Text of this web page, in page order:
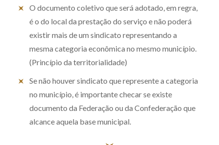
Capacitação
Zênite Online
Eventos presenciais
Zênite in Company
Diferenciais
O documento coletivo que será adotado, em regra,
é o do local da prestação do serviço e não poderá
existir mais de um sindicato representando a
mesma categoria econômica no mesmo município.
(Princípio da territorialidade)
Se não houver sindicato que represente a categoria
no município, é importante checar se existe
documento da Federação ou da Confederação que
alcance aquela base municipal.